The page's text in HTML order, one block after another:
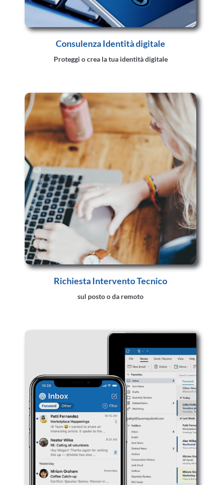
Consulenza Identità digitale
Proteggi o crea la tua identità digitale
Richiesta Intervento Tecnico
sul posto o da remoto